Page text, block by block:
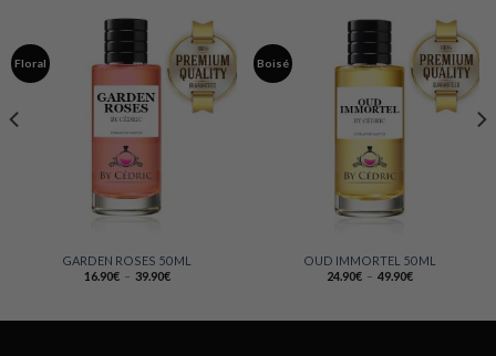
Floral
GARDEN ROSES 50 ML
16.90€ – 39.90€Plage
de
à
Boisé
OUD IMMORTEL 50 ML
24.90€ – 49.90€Plage
de
à